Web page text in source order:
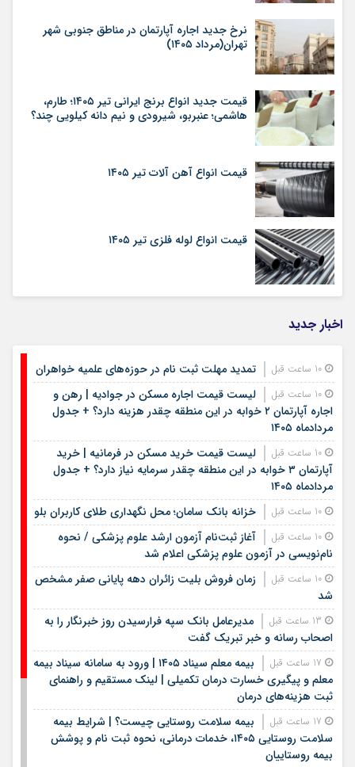
نرخ جدید اجاره آپارتمان در مناطق جنوبی شهر
تهران(مرداد ۱۴۰۵)
قیمت جدید انواع برنج ایرانی تیر ۱۴۰۵؛ طارم،
هاشمی؛ عنبربو، شیرودی و نیم دانه کیلویی چند؟
قیمت انواع آهن آلات تیر ۱۴۰۵
قیمت انواع لوله فلزی تیر ۱۴۰۵
اخبار جدید
تمدید مهلت ثبت نام در حوزه‌های علمیه خواهران
لیست قیمت اجاره مسکن در جوادیه | رهن و
اجاره آپارتمان ۲ خوابه در این منطقه چقدر هزینه دارد؟ + جدول
مردادماه ۱۴۰۵
لیست قیمت خرید مسکن در فرمانیه | خرید
آپارتمان ۳ خوابه در این منطقه چقدر سرمایه نیاز دارد؟ + جدول
مردادماه ۱۴۰۵
خزانه بانک سامان؛ محل نگهداری طلای کاربران بلو
آغاز ثبت‌نام آزمون ارشد علوم پزشکی / نحوه
نام‌نویسی در آزمون علوم پزشکی اعلام شد
زمان فروش بلیت زائران دهه پایانی صفر مشخص
شد
مدیرعامل بانک سپه فرارسیدن روز خبرنگار را به
اصحاب رسانه و خبر تبریک گفت
بیمه معلم سیناد ۱۴۰۵ | ورود به سامانه سیناد بیمه
معلم و پیگیری خسارت درمان تکمیلی | لینک مستقیم و راهنمای
ثبت هزینه‌های درمان
بیمه سلامت روستایی چیست؟ | شرایط بیمه
سلامت روستایی ۱۴۰۵، خدمات درمانی، نحوه ثبت نام و پوشش
بیمه روستاییان